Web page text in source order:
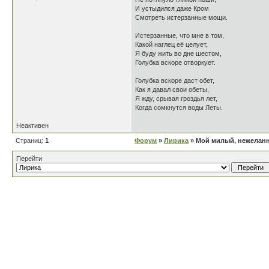
И устыдился даже Кром
Смотреть истерзанные мощи.
Истерзанные, что мне в том,
Какой наглец её целует,
Я буду жить во дне шестом,
Голубка вскоре отворкует.
Голубка вскоре даст обет,
Как я давал свои обеты,
Я жду, срывая гроздья лет,
Когда сомкнутся воды Леты.
Неактивен
Страниц: 1 Форум » Лирика » Мой милый,
Перейти